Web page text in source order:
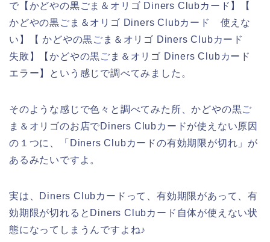
で【かどやの黒ごま＆オリゴ Diners Clubカード】【
かどやの黒ごま＆オリゴ Diners Clubカード 使えな
い】【 かどやの黒ごま＆オリゴ Diners Clubカード
失敗】【かどやの黒ごま＆オリゴ Diners Clubカード
エラー】という感じで調べてみました。
そのような感じで色々と調べてみた所、かどやの黒ご
ま＆オリゴのお店でDiners Clubカードが使えない原因
の１つに、「Diners Clubカードの有効期限が切れ」が
あるみたいですよ。
実は、Diners Clubカードって、有効期限があって、有
効期限が切れるとDiners Clubカード自体が使えない状
態になってしまうんですよね♪